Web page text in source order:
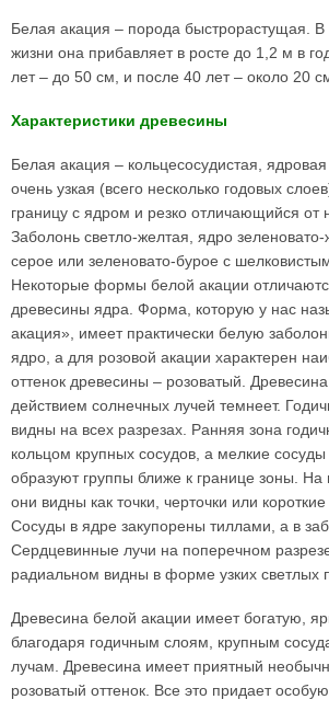
Белая акация – порода быстрорастущая.
жизни она прибавляет в росте до 1,2 м в
лет – до 50 см, и после 40 лет – около 20
Характеристики древесины
Белая акация – кольцесосудистая,
очень узкая (всего несколько годовых
границу с ядром и резко отличающийся от
Заболонь светло-желтая, ядро
серое или зеленовато-бурое с
Некоторые формы белой акации
древесины ядра. Форма, которую у нас
акация», имеет практически белую
ядро, а для розовой акации характерен
оттенок древесины – розоватый.
действием солнечных лучей темнеет.
видны на всех разрезах. Ранняя зона
кольцом крупных сосудов, а мелкие сосуды
образуют группы ближе к границе зоны. На
они видны как точки, черточки или
Сосуды в ядре закупорены тиллами, а в
Сердцевинные лучи на поперечном
радиальном видны в форме узких светлых
Древесина белой акации имеет богатую,
благодаря годичным слоям, крупным
лучам. Древесина имеет приятный
розоватый оттенок. Все это придает